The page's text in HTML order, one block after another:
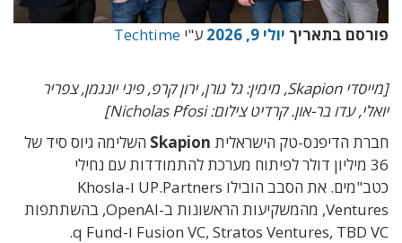
פורסם בתאריך יולי 9, 2026 ע"י Techtime
[מייסדי Skapion, מימין: גל גורן, ירון קרפ, פיני יונגמן, צפריר
יואלי, עדו בר-און. קרדיט צילום: Nicholas Pfosi]
חברת הדיפנס-טק הישראלית Skapion השלימה גיוס סיד של
36 מיליון דולר לפיתוח מערכת להתמודדות עם נחילי
כטב"מים. את הסבב הובילו UP.Partners ו-Khosla
Ventures, מהמשקיעות הראשונות ב-OpenAI, בהשתתפות
Fusion VC, Stratos Ventures, TBD VC ו-q Fund.